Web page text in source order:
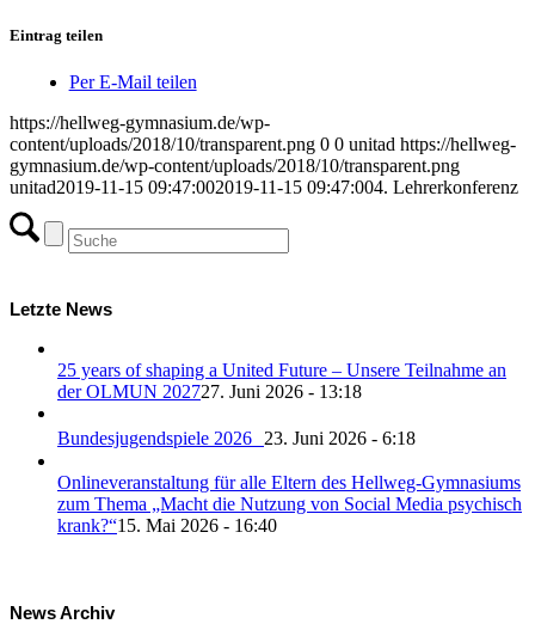
Eintrag teilen
Per E-Mail teilen
https://hellweg-gymnasium.de/wp-
content/uploads/2018/10/transparent.png 0 0 unitad https://hellweg-
gymnasium.de/wp-content/uploads/2018/10/transparent.png
unitad2019-11-15 09:47:002019-11-15 09:47:004. Lehrerkonferenz
Letzte News
25 years of shaping a United Future – Unsere Teilnahme an
der OLMUN 202727. Juni 2026 - 13:18
Bundesjugendspiele 2026 23. Juni 2026 - 6:18
Onlineveranstaltung für alle Eltern des Hellweg-Gymnasiums
zum Thema „Macht die Nutzung von Social Media psychisch
krank?“15. Mai 2026 - 16:40
News Archiv